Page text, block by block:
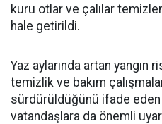
kuru otlar ve çalılar
hale getirildi.
Yaz aylarında artan yangın
temizlik ve bakım
sürdürüldüğünü ifade
vatandaşlara da önemli